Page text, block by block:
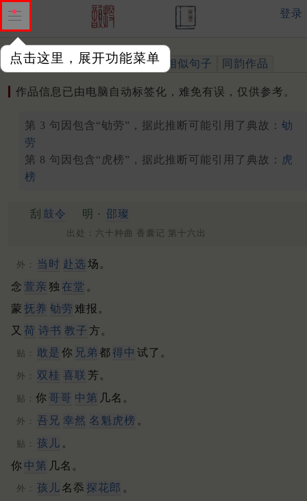
点击这里，展开功能菜单
登录
作品 标注四声 出处、引用 相似句子 同韵作品
作品信息已由电脑自动标签化，难免有误，仅供参考。
第 3 句因包含“劬劳”，据此推断可能引用了典故： 劬
劳
第 8 句因包含“虎榜”，据此推断可能引用了典故： 虎
榜
刮 鼓令 明 · 邵璨
出处：六十种曲 香囊记 第十六出
外： 当时 赴选场。
念 萱亲 独 在堂 。
蒙 抚养 劬劳 难报。
又 荷 诗书 教子 方。
贴： 敢是 你 兄弟 都 得中 试了。
外： 双桂 喜联 芳。
贴： 你 哥哥 中第 几名。
外： 吾兄 幸然 名魁虎榜 。
贴： 孩儿 。
你 中第 几名。
外： 孩儿 名忝 探花郎 。